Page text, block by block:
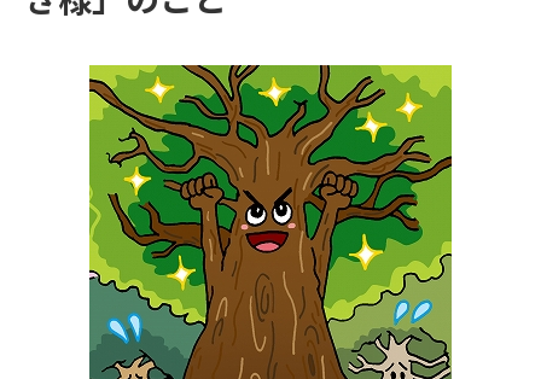
総合型選抜・学校推薦型選抜 募
集要項＆願書
大学入学共通テスト利用選抜の
募集要項＆願書
大学・短大以外の資料から請求
専門学校の資料請求 大学院の資料請求
留学・進学関連、塾・予備校
大学入学共通テスト「受験案
内」の請求